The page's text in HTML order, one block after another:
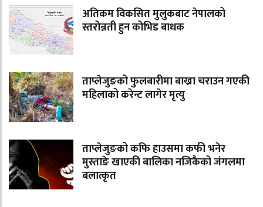
अतिकम विकसित मुलुकबाट नेपालको
स्तरोन्नती हुन कोभिड बाधक
ताप्लेजुङको फुलबारीमा बाख्रा चराउन गएकी
महिलाको करेन्ट लागेर मृत्यु
ताप्लेजुङको कफि हाउसमा कफी भनेर
मुस्ताङे खाएकी बालिका नजिकैको जंगलमा
बलात्कृत